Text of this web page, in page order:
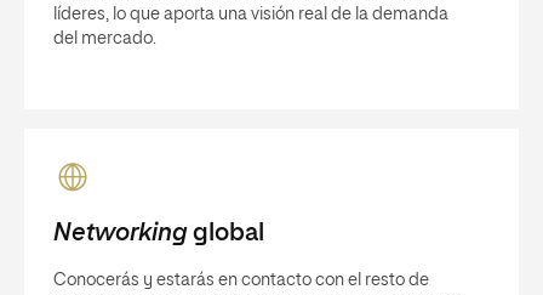
líderes, lo que aporta una visión real de la demanda
del mercado.
Networkingglobal
Conocerás y estarás en contacto con el resto de